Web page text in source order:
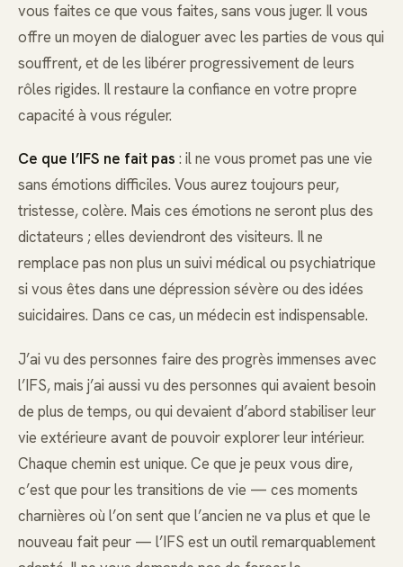
vous faites ce que vous faites, sans vous juger. Il vous
offre un moyen de dialoguer avec les parties de vous qui
souffrent, et de les libérer progressivement de leurs
rôles rigides. Il restaure la confiance en votre propre
capacité à vous réguler.
Ce que l’IFS ne fait pas : il ne vous promet pas une vie
sans émotions difficiles. Vous aurez toujours peur,
tristesse, colère. Mais ces émotions ne seront plus des
dictateurs ; elles deviendront des visiteurs. Il ne
remplace pas non plus un suivi médical ou psychiatrique
si vous êtes dans une dépression sévère ou des idées
suicidaires. Dans ce cas, un médecin est indispensable.
J’ai vu des personnes faire des progrès immenses avec
l’IFS, mais j’ai aussi vu des personnes qui avaient besoin
de plus de temps, ou qui devaient d’abord stabiliser leur
vie extérieure avant de pouvoir explorer leur intérieur.
Chaque chemin est unique. Ce que je peux vous dire,
c’est que pour les transitions de vie — ces moments
charnières où l’on sent que l’ancien ne va plus et que le
nouveau fait peur — l’IFS est un outil remarquablement